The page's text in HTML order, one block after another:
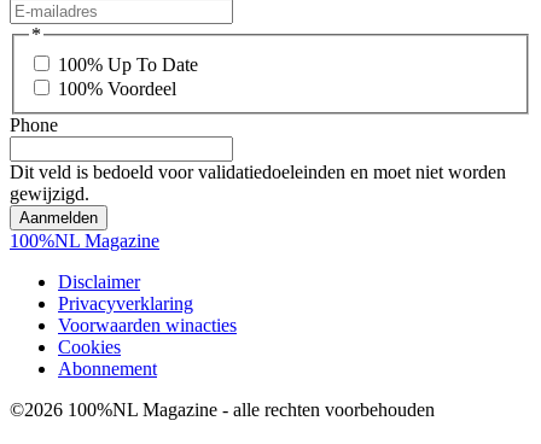
*
100% Up To Date
100% Voordeel
Phone
Dit veld is bedoeld voor validatiedoeleinden en moet niet worden
gewijzigd.
100%NL Magazine
Disclaimer
Privacyverklaring
Voorwaarden winacties
Cookies
Abonnement
©2026 100%NL Magazine - alle rechten voorbehouden